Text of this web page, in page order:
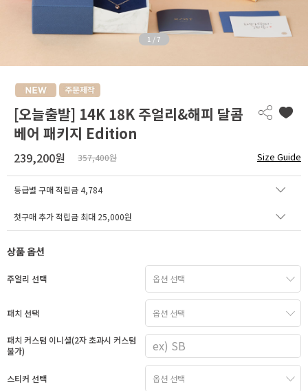
1 / 7
[오늘출발] 14K 18K 주얼리&해피 달콤
베어 패키지 Edition
239,200원 357,400원 Size Guide
등급별 구매 적립금4,784
첫구매 추가 적립금 최대 25,000원
상품 옵션
주얼리 선택
패치 선택
패치 커스텀 이니셜(2자 초과시 커스텀
불가)
스티커 선택